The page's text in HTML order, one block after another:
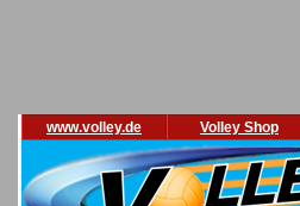
www.volley.de Volley Shop